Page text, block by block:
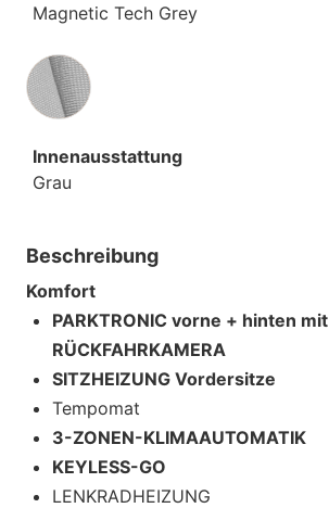
Magnetic Tech Grey
Innenausstattung
Innenausstattung
Grau
Beschreibung
Komfort
PARKTRONIC vorne + hinten mit
RÜCKFAHRKAMERA
SITZHEIZUNG Vordersitze
Tempomat
3-ZONEN-KLIMAAUTOMATIK
KEYLESS-GO
LENKRADHEIZUNG